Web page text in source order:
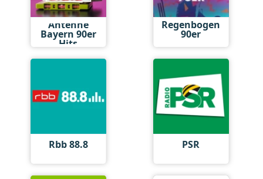
Antenne
Bayern 90er
Hits
Regenbogen
90er
Rbb 88.8 PSR